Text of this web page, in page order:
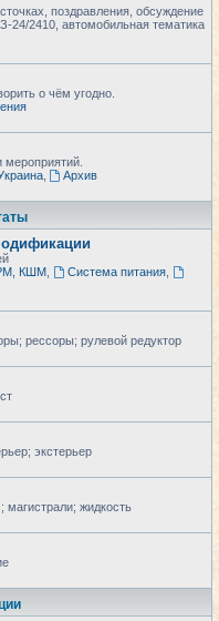
поздравления, обсуждение
24/2410, автомобильная тематика
о чём угодно.
мероприятий.
,
Архив
КШМ, Система питания,
рессоры; рулевой редуктор
экстерьер
жидкость